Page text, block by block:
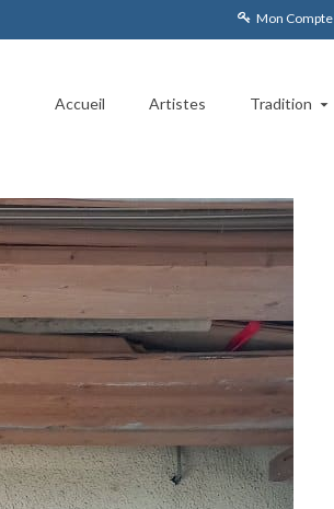
Mon Compte
Accueil Artistes Tradition